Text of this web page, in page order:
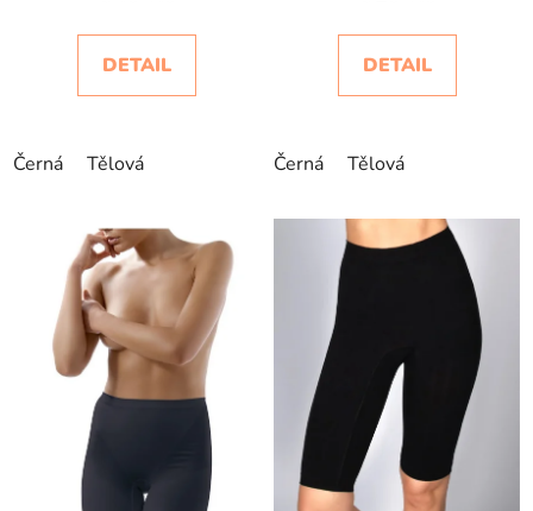
DETAIL
Černá Tělová
DETAIL
Černá Tělová